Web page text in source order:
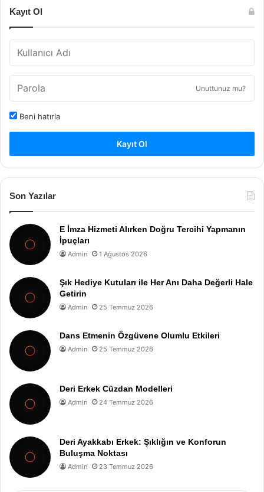
Kayıt Ol
Unuttunuz mu?
Beni hatırla
Kayıt Ol
Son Yazılar
E İmza Hizmeti Alırken Doğru Tercihi Yapmanın
İpuçları
Admin 1 Ağustos 2026
Şık Hediye Kutuları ile Her Anı Daha Değerli Hale
Getirin
Admin 25 Temmuz 2026
Dans Etmenin Özgüvene Olumlu Etkileri
Admin 25 Temmuz 2026
Deri Erkek Cüzdan Modelleri
Admin 24 Temmuz 2026
Deri Ayakkabı Erkek: Şıklığın ve Konforun
Buluşma Noktası
Admin 23 Temmuz 2026